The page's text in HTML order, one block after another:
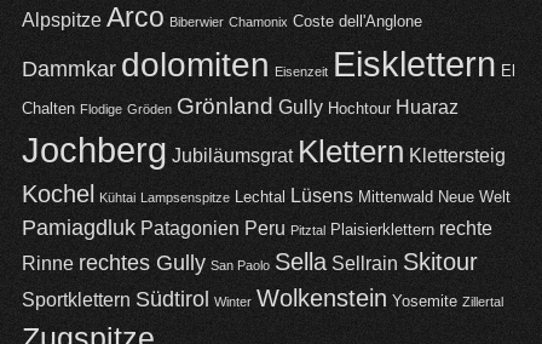
Alpspitze Arco Biberwier Chamonix Coste dell'Anglone
Dammkar dolomiten Eisenzeit Eisklettern El
Chalten Flodige Gröden Grönland Gully Hochtour Huaraz
Jochberg Jubiläumsgrat Klettern Klettersteig
Kochel Kühtai Lampsenspitze Lechtal Lüsens Mittenwald Neue Welt
Pamiagdluk Patagonien Peru Pitztal Plaisierklettern rechte
Rinne rechtes Gully San Paolo Sella Sellrain Skitour
Sportklettern Südtirol Winter Wolkenstein Yosemite Zillertal